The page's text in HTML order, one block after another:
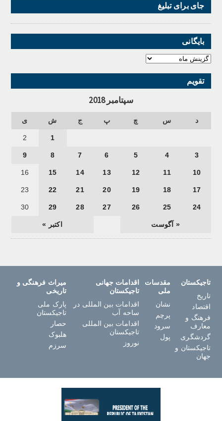
جای برای تبلیغ
بایگانی
تقویم
سپتامبر 2018
د س چ پ ج ش ی
« آگوست اکتبر »
1
2
3
4
5
6
7
8
9
10
11
12
13
14
15
16
17
18
19
20
21
22
23
24
25
26
27
28
29
30
تاجیکستان
تاریخ
اقتصاد
فرهنگ و
معارف
گردشگری
تاجیکستان و
جهان
مقدسات
ملی
نشان
پرچم
سرود
پول
اقدامات جهانی
تاجیکستان
اقدامات بین المللی در
ساحه آب
اقدامات بین المللی
تاجیکستان
نوروز
میراث فرهنگی و
تاریخی
پارک ملی
تاجیکستان
حصار
هلبوک
سرزم